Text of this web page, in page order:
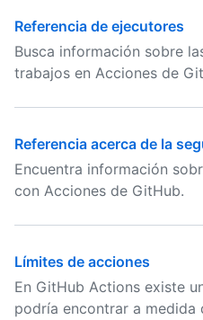
Referencia de ejecutores
Busca información sobre
trabajos en Acciones de
Referencia acerca de la
Encuentra información
con Acciones de GitHub.
Límites de acciones
En GitHub Actions existe
podría encontrar a medida